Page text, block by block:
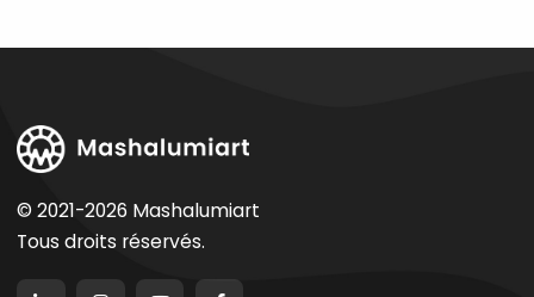
© 2021-2026 Mashalumiart
Tous droits réservés.